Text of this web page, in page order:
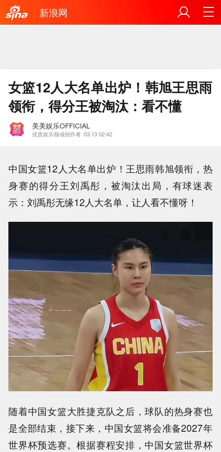
新浪网
女篮12人大名单出炉！韩旭王思雨
领衔，得分王被淘汰：看不懂
美美娱乐OFFICIAL
优质娱乐领域创作者 03.13 02:42
中国女篮12人大名单出炉！王思雨韩旭领衔，热
身赛的得分王刘禹彤，被淘汰出局，有球迷表
示：刘禹彤无缘12人大名单，让人看不懂呀！
随着中国女篮大胜捷克队之后，球队的热身赛也
是全部结束，接下来，中国女篮将会准备2027年
世界杯预选赛。根据赛程安排，中国女篮世界杯